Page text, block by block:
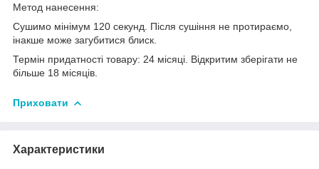
Метод нанесення:
Сушимо мінімум 120 секунд. Після сушіння не протираємо,
інакше може загубитися блиск.
Термін придатності товару: 24 місяці. Відкритим зберігати не
більше 18 місяців.
Приховати
Характеристики